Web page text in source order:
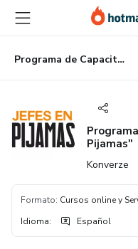
principal
página
de
página
Programa de Capacitación "Jefes en Pijamas"
Pijamas"
Konverze
Formato: Cursos online y
Idioma: Español